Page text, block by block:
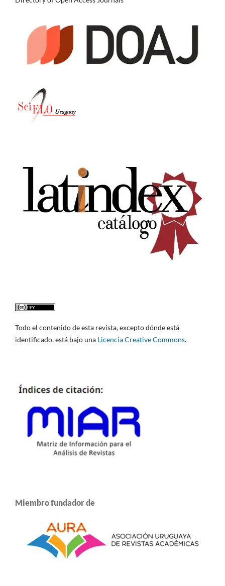
Todo el contenido de esta revista, excepto dónde está
identificado, está bajo una Licencia Creative Commons.
Miembro fundador de